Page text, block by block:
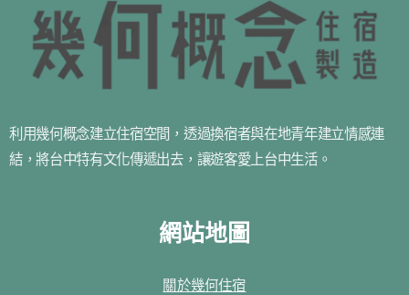
利用幾何概念建立住宿空間，透過換宿者與在地青年建立情感連
結，將台中特有文化傳遞出去，讓遊客愛上台中生活。
網站地圖
關於幾何住宿